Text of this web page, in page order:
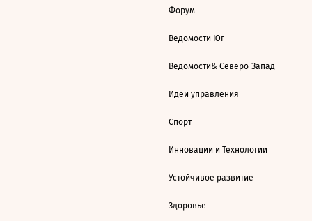
Форум
Ведомости Юг
Ведомости& Северо-Запад
Идеи управления
Спорт
Инновации и Технологии
Устойчивое развитие
Здоровье